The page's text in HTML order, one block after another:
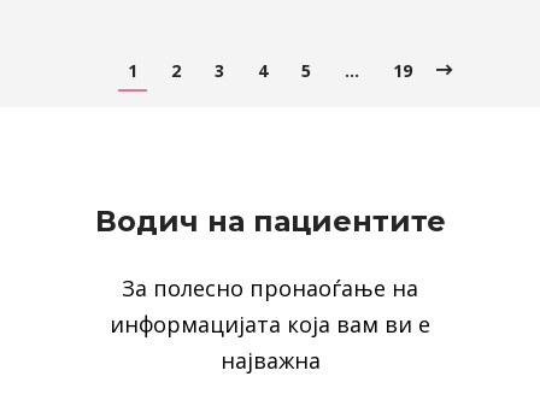
1 2 3 4 5 … 19
Водич на пациентите
За полесно пронаоѓање на
информацијата која вам ви е
најважна